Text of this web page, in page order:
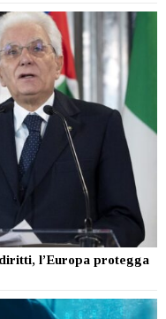
l’Europa protegga